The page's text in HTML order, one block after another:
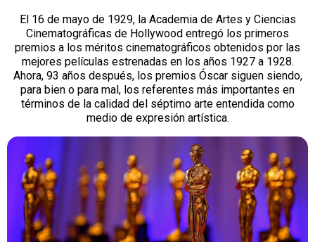
El 16 de mayo de 1929, la Academia de Artes y Ciencias
Cinematográficas de Hollywood entregó los primeros
premios a los méritos cinematográficos obtenidos por las
mejores películas estrenadas en los años 1927 a 1928.
Ahora, 93 años después, los premios Óscar siguen siendo,
para bien o para mal, los referentes más importantes en
términos de la calidad del séptimo arte entendida como
medio de expresión artística.